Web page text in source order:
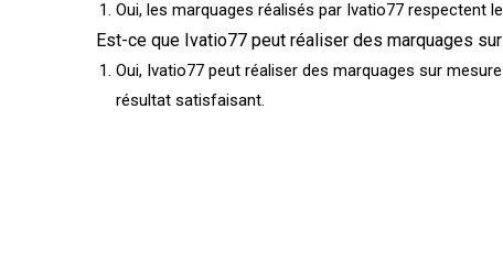
Oui, les marquages réalisés par Ivatio77 respectent
Est-ce que Ivatio77 peut réaliser des marquages
Oui, Ivatio77 peut réaliser des marquages sur
résultat satisfaisant.